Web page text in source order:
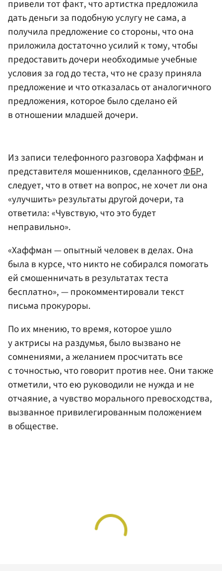
привели тот факт, что артистка предложила
дать деньги за подобную услугу не сама, а
получила предложение со стороны, что она
приложила достаточно усилий к тому, чтобы
предоставить дочери необходимые учебные
условия за год до теста, что не сразу приняла
предложение и что отказалась от аналогичного
предложения, которое было сделано ей
в отношении младшей дочери.
Из записи телефонного разговора Хаффман и
представителя мошенников, сделанногоФБР,
следует, что в ответ на вопрос, не хочет ли она
«улучшить» результаты другой дочери, та
ответила: «Чувствую, что это будет
неправильно».
«Хаффман — опытный человек в делах. Она
была в курсе, что никто не собирался помогать
ей смошенничать в результатах теста
бесплатно», — прокомментировали текст
письма прокуроры.
По их мнению, то время, которое ушло
у актрисы на раздумья, было вызвано не
сомнениями, а желанием просчитать все
с точностью, что говорит против нее. Они также
отметили, что ею руководили не нужда и не
отчаяние, а чувство морального превосходства,
вызванное привилегированным положением
в обществе.